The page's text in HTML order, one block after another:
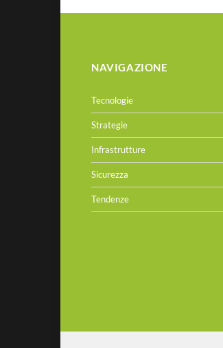
NAVIGAZIONE
Tecnologie
Strategie
Infrastrutture
Sicurezza
Tendenze